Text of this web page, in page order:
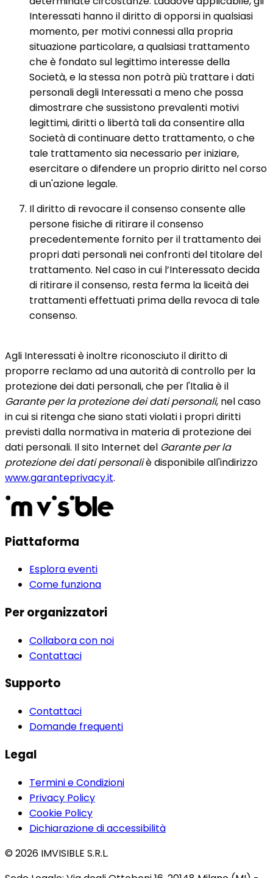
Interessati hanno il diritto di opporsi in qualsiasi
momento, per motivi connessi alla propria
situazione particolare, a qualsiasi trattamento
che è fondato sul legittimo interesse della
Società, e la stessa non potrà più trattare i dati
personali degli Interessati a meno che possa
dimostrare che sussistono prevalenti motivi
legittimi, diritti o libertà tali da consentire alla
Società di continuare detto trattamento, o che
tale trattamento sia necessario per iniziare,
esercitare o difendere un proprio diritto nel corso
di un'azione legale.
Il diritto di revocare il consenso consente alle
persone fisiche di ritirare il consenso
precedentemente fornito per il trattamento dei
propri dati personali nei confronti del titolare del
trattamento. Nel caso in cui l’Interessato decida
di ritirare il consenso, resta ferma la liceità dei
trattamenti effettuati prima della revoca di tale
consenso.
Agli Interessati è inoltre riconosciuto il diritto di
proporre reclamo ad una autorità di controllo per la
protezione dei dati personali, che per l'Italia è il
Garante per la protezione dei dati personali, nel caso
in cui si ritenga che siano stati violati i propri diritti
previsti dalla normativa in materia di protezione dei
dati personali. Il sito Internet del Garante per la
protezione dei dati personaliè disponibile all'indirizzo
www.garanteprivacy.it.
Piattaforma
Esplora eventi
Come funziona
Per organizzatori
Collabora con noi
Contattaci
Supporto
Contattaci
Domande frequenti
Legal
Termini e Condizioni
Privacy Policy
Cookie Policy
Dichiarazione di accessibilità
© 2026 IMVISIBLE S.R.L.